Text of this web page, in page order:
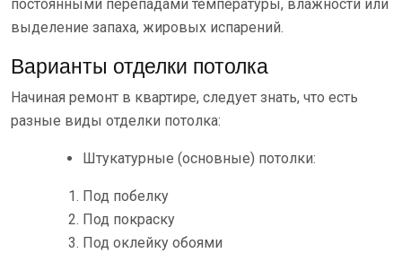
постоянными перепадами температуры, влажности или
выделение запаха, жировых испарений.
Варианты отделки потолка
Начиная ремонт в квартире, следует знать, что есть
разные виды отделки потолка:
Штукатурные (основные) потолки:
Под побелку
Под покраску
Под оклейку обоями